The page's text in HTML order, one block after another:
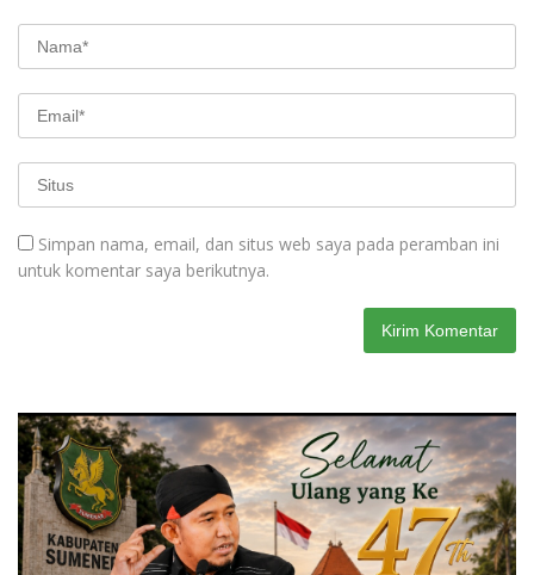
Simpan nama, email, dan situs web saya pada peramban ini
untuk komentar saya berikutnya.